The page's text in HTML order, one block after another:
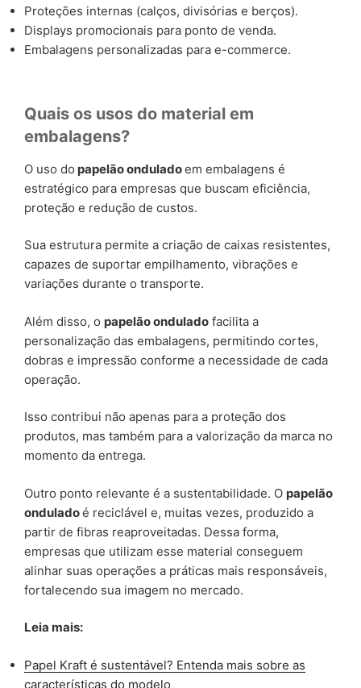
Proteções internas (calços, divisórias e berços).
Displays promocionais para ponto de venda.
Embalagens personalizadas para e-commerce.
Quais os usos do material em
embalagens?
O uso do papelão onduladoem embalagens é
estratégico para empresas que buscam eficiência,
proteção e redução de custos.
Sua estrutura permite a criação de caixas resistentes,
capazes de suportar empilhamento, vibrações e
variações durante o transporte.
Além disso, o papelão ondulado facilita a
personalização das embalagens, permitindo cortes,
dobras e impressão conforme a necessidade de cada
operação.
Isso contribui não apenas para a proteção dos
produtos, mas também para a valorização da marca no
momento da entrega.
Outro ponto relevante é a sustentabilidade. O papelão
onduladoé reciclável e, muitas vezes, produzido a
partir de fibras reaproveitadas. Dessa forma,
empresas que utilizam esse material conseguem
alinhar suas operações a práticas mais responsáveis,
fortalecendo sua imagem no mercado.
Leia mais:
Papel Kraft é sustentável? Entenda mais sobre as
características do modelo